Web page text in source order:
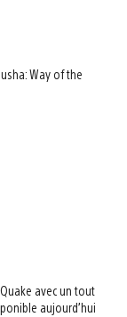
Way of the
avec un tout
aujourd’hui